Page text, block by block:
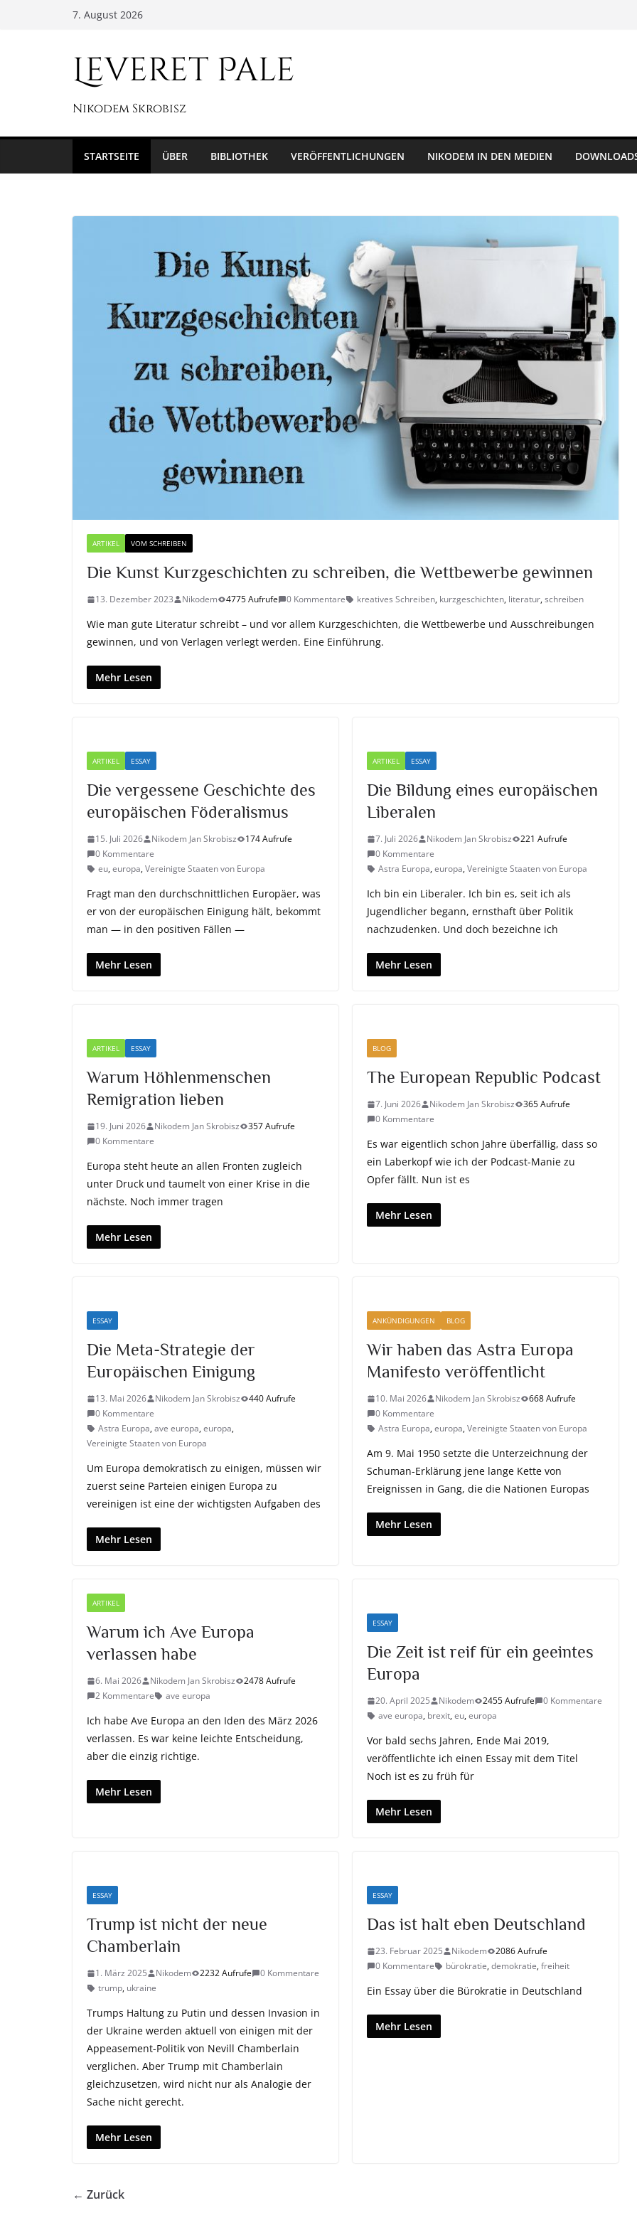
7. August 2026
Leveret Pale
Nikodem Skrobisz
STARTSEITE ÜBER BIBLIOTHEK VERÖFFENTLICHUNGEN NIKODEM IN DEN MEDIEN
ARTIKEL VOM SCHREIBEN
Die Kunst Kurzgeschichten zu schreiben, die Wettbewerbe gewinnen
13. Dezember 2023 Nikodem 4775 Aufrufe 0 Kommentare kreatives Schreiben, kurzgeschichten, literatur,schreiben
Wie man gute Literatur schreibt – und vor allem Kurzgeschichten, die Wettbewerbe und Ausschreibungen
gewinnen, und von Verlagen verlegt werden. Eine Einführung.
Mehr Lesen
ARTIKEL ESSAY
Die vergessene Geschichte des
europäischen Föderalismus
15. Juli 2026 Nikodem Jan Skrobisz
174 Aufrufe
0 Kommentare
eu,europa,Vereinigte Staaten von Europa
Fragt man den durchschnittlichen Europäer, was
er von der europäischen Einigung hält, bekommt
man — in den positiven Fällen —
Mehr Lesen
ARTIKEL ESSAY
Die Bildung eines europäischen
Liberalen
7. Juli 2026 Nikodem Jan Skrobisz
221 Aufrufe
0 Kommentare
Astra Europa,europa,Vereinigte Staaten von Europa
Ich bin ein Liberaler. Ich bin es, seit ich als
Jugendlicher begann, ernsthaft über Politik
nachzudenken. Und doch bezeichne ich
Mehr Lesen
ARTIKEL ESSAY
Warum Höhlenmenschen
Remigration lieben
19. Juni 2026 Nikodem Jan Skrobisz
357 Aufrufe
0 Kommentare
Europa steht heute an allen Fronten zugleich
unter Druck und taumelt von einer Krise in die
nächste. Noch immer tragen
Mehr Lesen
BLOG
The European Republic Podcast
7. Juni 2026 Nikodem Jan Skrobisz
365 Aufrufe
0 Kommentare
Es war eigentlich schon Jahre überfällig, dass so
ein Laberkopf wie ich der Podcast-Manie zu
Opfer fällt. Nun ist es
Mehr Lesen
ESSAY
Die Meta-Strategie der
Europäischen Einigung
13. Mai 2026 Nikodem Jan Skrobisz
440 Aufrufe
0 Kommentare
Astra Europa,ave europa,europa,
Vereinigte Staaten von Europa
Um Europa demokratisch zu einigen, müssen wir
zuerst seine Parteien einigen Europa zu
vereinigen ist eine der wichtigsten Aufgaben des
Mehr Lesen
ANKÜNDIGUNGEN BLOG
Wir haben das Astra Europa
Manifesto veröffentlicht
10. Mai 2026 Nikodem Jan Skrobisz
668 Aufrufe
0 Kommentare
Astra Europa,europa,Vereinigte Staaten von Europa
Am 9. Mai 1950 setzte die Unterzeichnung der
Schuman-Erklärung jene lange Kette von
Ereignissen in Gang, die die Nationen Europas
Mehr Lesen
ARTIKEL
Warum ich Ave Europa
verlassen habe
6. Mai 2026 Nikodem Jan Skrobisz
2478 Aufrufe
2 Kommentare
ave europa
Ich habe Ave Europa an den Iden des März 2026
verlassen. Es war keine leichte Entscheidung,
aber die einzig richtige.
Mehr Lesen
ESSAY
Die Zeit ist reif für ein geeintes
Europa
20. April 2025 Nikodem 2455 Aufrufe
0 Kommentare
ave europa, brexit,eu,europa
Vor bald sechs Jahren, Ende Mai 2019,
veröffentlichte ich einen Essay mit dem Titel
Noch ist es zu früh für
Mehr Lesen
ESSAY
Trump ist nicht der neue
Chamberlain
1. März 2025 Nikodem 2232 Aufrufe
0 Kommentare
trump, ukraine
Trumps Haltung zu Putin und dessen Invasion in
der Ukraine werden aktuell von einigen mit der
Appeasement-Politik von Nevill Chamberlain
verglichen. Aber Trump mit Chamberlain
gleichzusetzen, wird nicht nur als Analogie der
Sache nicht gerecht.
Mehr Lesen
ESSAY
Das ist halt eben Deutschland
23. Februar 2025 Nikodem
2086 Aufrufe
0 Kommentare
bürokratie,demokratie,freiheit
Ein Essay über die Bürokratie in Deutschland
Mehr Lesen
← Zurück